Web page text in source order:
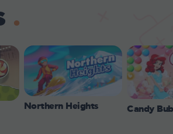
Northern Heights Candy